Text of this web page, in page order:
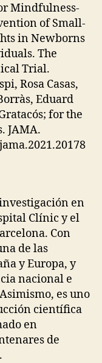
Mindfulness-
of Small-
in Newborns
The
Trial.
Rosa Casas,
Eduard
for the
JAMA.
en
Clínic y el
Con
de las
y Europa, y
nacional e
es uno
científica
en
de